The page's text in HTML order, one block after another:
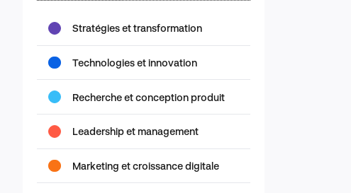
Stratégies et transformation
Technologies et innovation
Recherche et conception produit
Leadership et management
Marketing et croissance digitale